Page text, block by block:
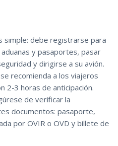
simple: debe registrarse para
y pasaportes, pasar
y dirigirse a su avión.
recomienda a los viajeros
2-3 horas de anticipación.
de verificar la
documentos: pasaporte,
por OVIR o OVD y billete de